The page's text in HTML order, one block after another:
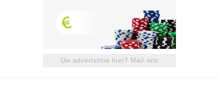
Uw advertentie hier? Mail ons